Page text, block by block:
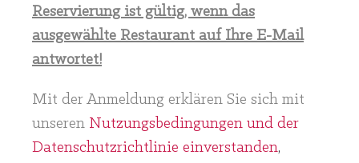
Reservierung ist gültig, wenn das
ausgewählte Restaurant auf Ihre E-Mail
antwortet!
Mit der Anmeldung erklären Sie sich mit
unseren Nutzungsbedingungen und der
Datenschutzrichtlinie einverstanden,